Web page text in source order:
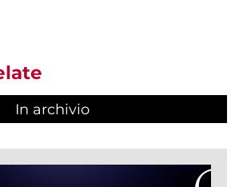
In archivio